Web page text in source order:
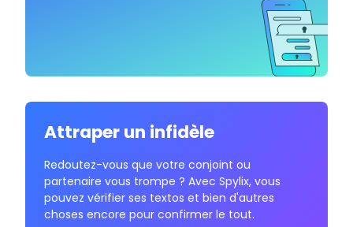
Attraper un infidèle
Redoutez-vous que votre conjoint ou
partenaire vous trompe ? Avec Spylix, vous
pouvez vérifier ses textos et bien d'autres
choses encore pour confirmer le tout.